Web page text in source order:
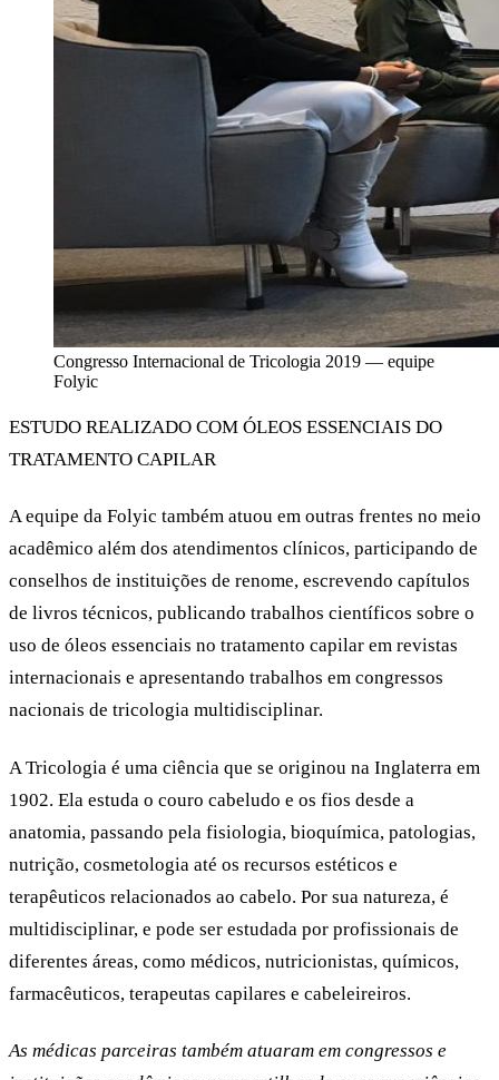
Congresso Internacional de Tricologia 2019 — equipe
Folyic
ESTUDO REALIZADO COM ÓLEOS ESSENCIAIS DO
TRATAMENTO CAPILAR
A equipe da Folyic também atuou em outras frentes no meio
acadêmico além dos atendimentos clínicos, participando de
conselhos de instituições de renome, escrevendo capítulos
de livros técnicos, publicando trabalhos científicos sobre o
uso de óleos essenciais no tratamento capilar em revistas
internacionais e apresentando trabalhos em congressos
nacionais de tricologia multidisciplinar.
A Tricologia é uma ciência que se originou na Inglaterra em
1902. Ela estuda o couro cabeludo e os fios desde a
anatomia, passando pela fisiologia, bioquímica, patologias,
nutrição, cosmetologia até os recursos estéticos e
terapêuticos relacionados ao cabelo. Por sua natureza, é
multidisciplinar, e pode ser estudada por profissionais de
diferentes áreas, como médicos, nutricionistas, químicos,
farmacêuticos, terapeutas capilares e cabeleireiros.
As médicas parceiras também atuaram em congressos e